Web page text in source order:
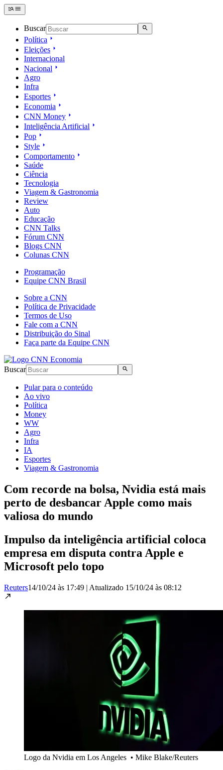
Buscar
Política
Eleições
Internacional
Nacional
Agro
Infra
Esportes
Economia
CNN Money
Inteligência Artificial
Pop
Style
Comportamento
Saúde
Ciência
Tecnologia
Viagem & Gastronomia
Review
Auto
Educação
CNN Talks
Fórum CNN
Blogs CNN
Colunas CNN
Programação
Equipe CNN Brasil
Sobre a CNN
Política de Privacidade
Termos de Uso
Fale com a CNN
Distribuição do Sinal
Faça parte da Equipe CNN
Buscar
Pular para o conteúdo
Ao vivo
Política
Money
WW
Agro
Infra
IA
Esportes
Viagem & Gastronomia
Com recorde na bolsa, Nvidia está mais
perto de desbancar Apple como mais
valiosa do mundo
Impulso da inteligência artificial coloca
empresa em disputa contra Apple e
Microsoft pelo topo
Reuters14/10/24 às 17:49 | Atualizado 15/10/24 às 08:12
Logo da Nvidia em Los Angeles • Mike Blake/Reuters